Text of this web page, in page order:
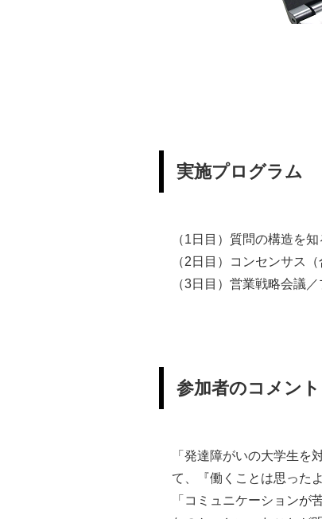
実施プログラム
（1日目）質問の構造を
（2日目）コンセンサス
（3日目）営業戦略会議
参加者のコメント
「発達障がいの大学生
て、『働くことは思った
「コミュニケーション